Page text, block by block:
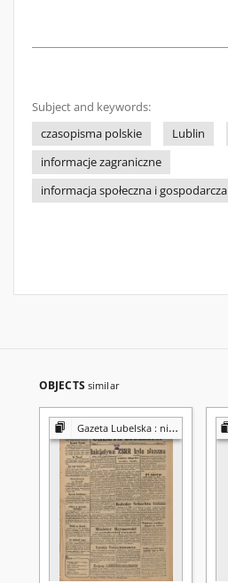
Subject and keywords:
czasopisma polskie
Lublin
informacje zagraniczne
informacja społeczna i gospodarcza
OBJECTS similar
Gazeta Lubelska : niezależny organ demokratyczny